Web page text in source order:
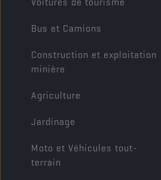
Bus et Camions
Construction et exploitation
minière
Agriculture
Jardinage
Moto et Véhicules tout-
terrain